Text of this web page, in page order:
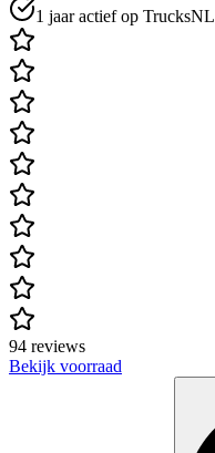
1 jaar actief op TrucksNL
94 reviews
Bekijk voorraad